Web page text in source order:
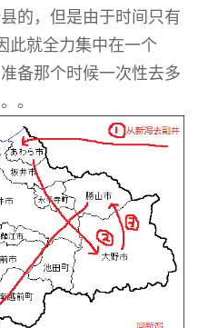
的，但是由于时间只有
此就全力集中在一个
备那个时候一次性去多
。